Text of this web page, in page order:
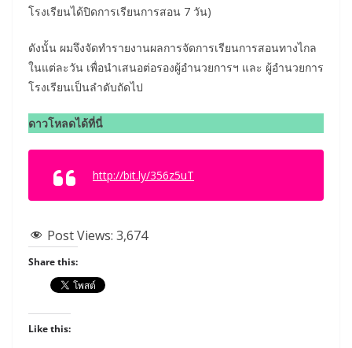
โรงเรียนได้ปิดการเรียนการสอน 7 วัน)
ดังนั้น ผมจึงจัดทำรายงานผลการจัดการเรียนการสอนทางไกล
ในแต่ละวัน เพื่อนำเสนอต่อรองผู้อำนวยการฯ และ ผู้อำนวยการ
โรงเรียนเป็นลำดับถัดไป
ดาวโหลดได้ที่นี่
http://bit.ly/356z5uT
Post Views: 3,674
Share this:
Like this: